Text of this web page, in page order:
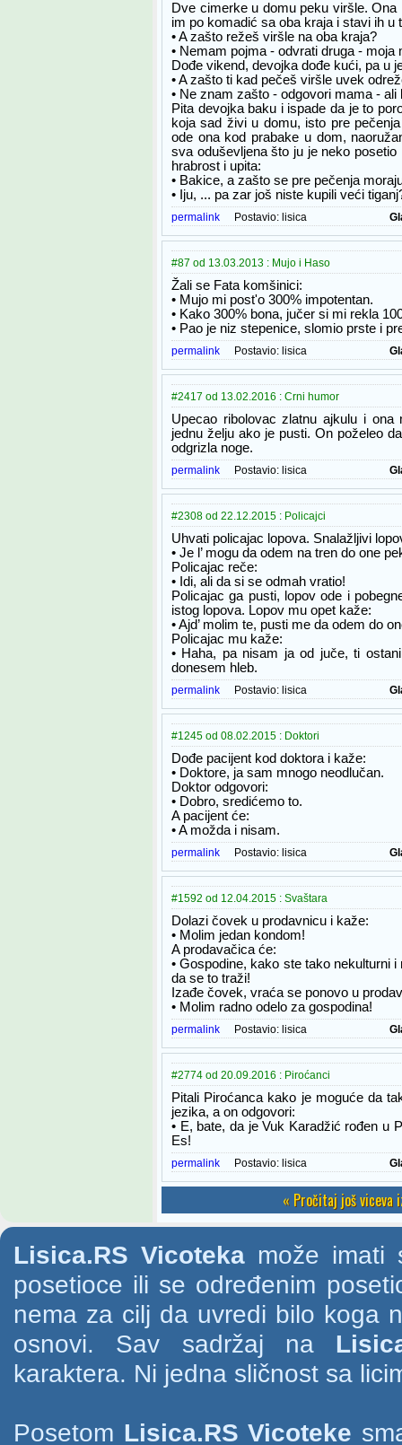
Dve cimerke u domu peku viršle.
im po komadić sa oba kraja i stavi ih u
• A zašto režeš viršle na oba kraja?
• Nemam pojma - odvrati druga -
Dođe vikend, devojka dođe kući, pa u
• A zašto ti kad pečeš viršle uvek
• Ne znam zašto - odgovori mama -
Pita devojka baku i ispade da je to
koja sad živi u domu, isto pre
ode ona kod prabake u dom,
sva oduševljena što ju je neko
hrabrost i upita:
• Bakice, a zašto se pre pečenja
• Iju, ... pa zar još niste kupili veći
permalink Postavio: lisica
#87 od 13.03.2013 : Mujo i Haso
Žali se Fata komšinici:
• Mujo mi post'o 300% impotentan.
• Kako 300% bona, jučer si mi rekla
• Pao je niz stepenice, slomio prste i
permalink Postavio: lisica
#2417 od 13.02.2016 : Crni humor
Upecao ribolovac zlatnu ajkulu i
jednu želju ako je pusti. On poželeo
odgrizla noge.
permalink Postavio: lisica
#2308 od 22.12.2015 : Policajci
Uhvati policajac lopova. Snalažljivi
• Je l’ mogu da odem na tren do one
Policajac reče:
• Idi, ali da si se odmah vratio!
Policajac ga pusti, lopov ode i
istog lopova. Lopov mu opet kaže:
• Ajd’ molim te, pusti me da odem do
Policajac mu kaže:
• Haha, pa nisam ja od juče, ti
donesem hleb.
permalink Postavio: lisica
#1245 od 08.02.2015 : Doktori
Dođe pacijent kod doktora i kaže:
• Doktore, ja sam mnogo neodlučan.
Doktor odgovori:
• Dobro, sredićemo to.
A pacijent će:
• A možda i nisam.
permalink Postavio: lisica
#1592 od 12.04.2015 : Svaštara
Dolazi čovek u prodavnicu i kaže:
• Molim jedan kondom!
A prodavačica će:
• Gospodine, kako ste tako nekulturni
da se to traži!
Izađe čovek, vraća se ponovo u
• Molim radno odelo za gospodina!
permalink Postavio: lisica
#2774 od 20.09.2016 : Piroćanci
Pitali Piroćanca kako je moguće da
jezika, a on odgovori:
• E, bate, da je Vuk Karadžić rođen u
Es!
permalink Postavio: lisica
« Pročitaj još viceva
Lisica.RS Vicotekamože imati
posetioce ili se određenim
nema za cilj da uvredi bilo koga
osnovi. Sav sadržaj na
karaktera. Ni jedna sličnost sa
Posetom Lisica.RS Vicoteke